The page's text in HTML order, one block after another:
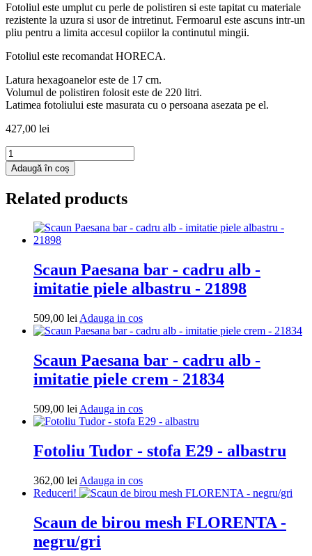
Fotoliul este umplut cu perle de polistiren si este tapitat cu materiale
rezistente la uzura si usor de intretinut. Fermoarul este ascuns intr-un
pliu pentru a limita accesul copiilor la continutul mingii.
Fotoliul este recomandat HORECA.
Latura hexagoanelor este de 17 cm.
Volumul de polistiren folosit este de 220 litri.
Latimea fotoliului este masurata cu o persoana asezata pe el.
427,00 lei
Cantitate
Fotoliu
puf
Ball
imitatie
piele
maro/negru
Adaugă în coș
Related products
Scaun Paesana bar - cadru alb -
imitatie piele albastru - 21898
509,00 lei Adauga in cosAdauga
in
Scaun Paesana bar - cadru alb -
imitatie piele crem - 21834
509,00 lei Adauga in cosAdauga
in
Fotoliu Tudor - stofa E29 - albastru
362,00 lei Adauga in cosAdauga
in
Reduceri!
Scaun de birou mesh FLORENTA -
negru/gri